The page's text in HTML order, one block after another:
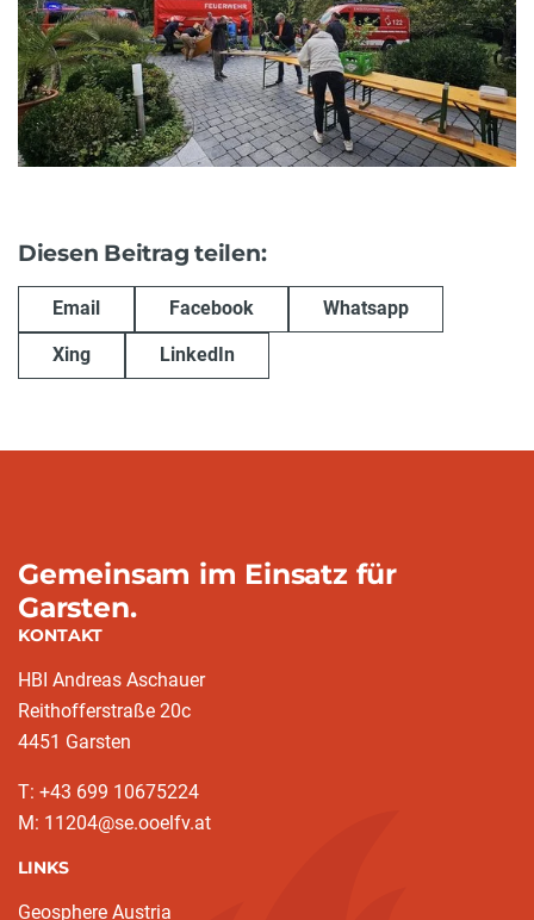
Diesen Beitrag teilen:
Email Facebook Whatsapp
Xing LinkedIn
Gemeinsam im Einsatz für
Garsten.
KONTAKT
HBI Andreas Aschauer
Reithofferstraße 20c
4451 Garsten
T: ‭+43 699 10675224‬
M: 11204@se.ooelfv.at
LINKS
Geosphere Austria